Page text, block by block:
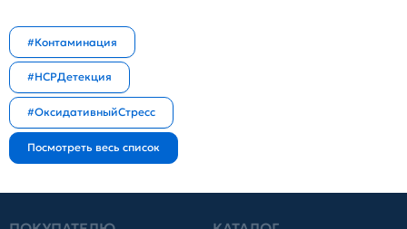
#Контаминация
#HCPДетекция
#ОксидативныйСтресс